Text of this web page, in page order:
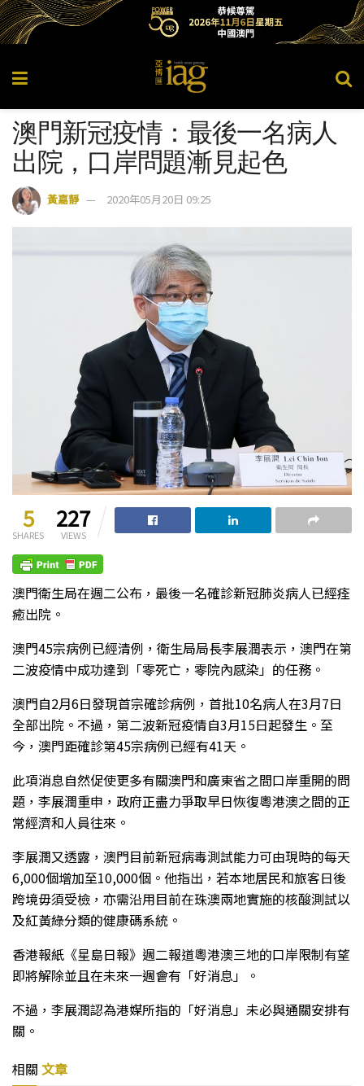
澳門新冠疫情：最後一名病人
出院，口岸問題漸見起色
黃嘉靜 2020年05月20日 09:25
5
SHARES
227
VIEWS
澳門衛生局在週二公布，最後一名確診新冠肺炎病人已經痊
癒出院。
澳門45宗病例已經清例，衛生局局長李展潤表示，澳門在第
二波疫情中成功達到「零死亡，零院內感染」的任務。
澳門自2月6日發現首宗確診病例，首批10名病人在3月7日
全部出院。不過，第二波新冠疫情自3月15日起發生。至
今，澳門距確診第45宗病例已經有41天。
此項消息自然促使更多有關澳門和廣東省之間口岸重開的問
題，李展潤重申，政府正盡力爭取早日恢復粵港澳之間的正
常經濟和人員往來。
李展潤又透露，澳門目前新冠病毒測試能力可由現時的每天
6,000個增加至10,000個。他指出，若本地居民和旅客日後
跨境毋須受檢，亦需沿用目前在珠澳兩地實施的核酸測試以
及紅黃綠分類的健康碼系統。
香港報紙《星島日報》週二報道粵港澳三地的口岸限制有望
即將解除並且在未來一週會有「好消息」。
不過，李展潤認為港媒所指的「好消息」未必與通關安排有
關。
相關 文章